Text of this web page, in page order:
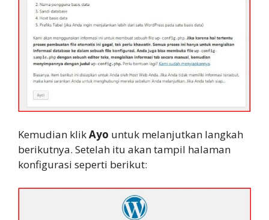
Kemudian klikAyo untuk melanjutkan langkah
berikutnya. Setelah itu akan tampil halaman
konfigurasi seperti berikut: